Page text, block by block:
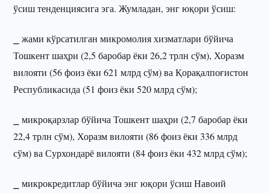
ўсиш тенденциясига эга. Жумладан, энг юқори ўсиш:
⎯ жами кўрсатилган микромолия хизматлари бўйича
Тошкент шаҳри (2,5 баробар ёки 26,2 трлн сўм), Хоразм
вилояти (56 фоиз ёки 621 млрд сўм) ва Қорақалпоғистон
Республикасида (51 фоиз ёки 520 млрд сўм);
⎯ микроқарзлар бўйича Тошкент шаҳри (2,7 баробар ёки
22,4 трлн сўм), Хоразм вилояти (86 фоиз ёки 336 млрд
сўм) ва Сурхондарё вилояти (84 фоиз ёки 432 млрд сўм);
⎯ микрокредитлар бўйича энг юқори ўсиш Навоий